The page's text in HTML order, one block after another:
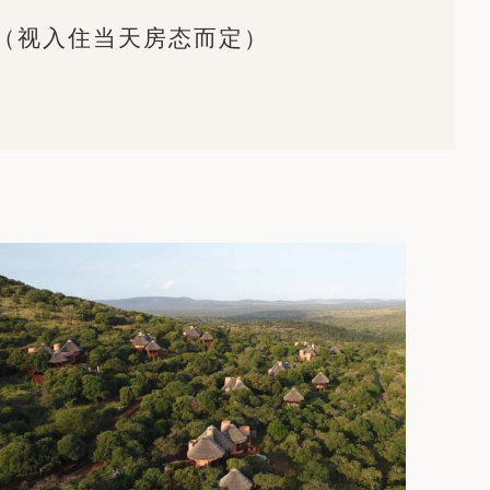
视入住当天房态而定）